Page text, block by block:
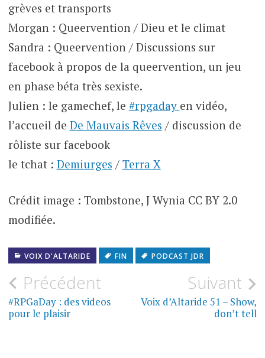
grèves et transports
Morgan : Queervention / Dieu et le climat
Sandra : Queervention / Discussions sur
facebook à propos de la queervention, un jeu
en phase béta très sexiste.
Julien : le gamechef, le #rpgaday en vidéo,
l’accueil de De Mauvais Rêves / discussion de
rôliste sur facebook
le tchat : Demiurges / Terra X
Crédit image : Tombstone, J Wynia CC BY 2.0
modifiée.
VOIX D'ALTARIDE FIN PODCAST JDR
Navigation
de
Précédent
#RPGaDay : des videos
pour le plaisir
Suivant
Voix d’Altaride 51 – Show,
don’t tell